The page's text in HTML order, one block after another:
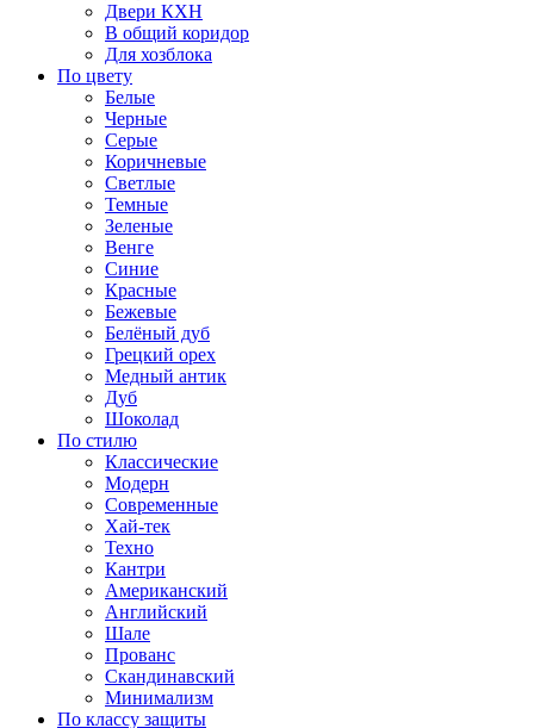
Двери КХН
В общий коридор
Для хозблока
По цвету
Белые
Черные
Серые
Коричневые
Светлые
Темные
Зеленые
Венге
Синие
Красные
Бежевые
Белёный дуб
Грецкий орех
Медный антик
Дуб
Шоколад
По стилю
Классические
Модерн
Современные
Хай-тек
Техно
Кантри
Американский
Английский
Шале
Прованс
Скандинавский
Минимализм
По классу защиты